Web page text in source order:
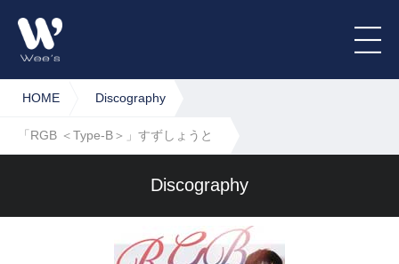
HOME Discography
「RGB ＜Type-B＞」すずしょうと
Discography